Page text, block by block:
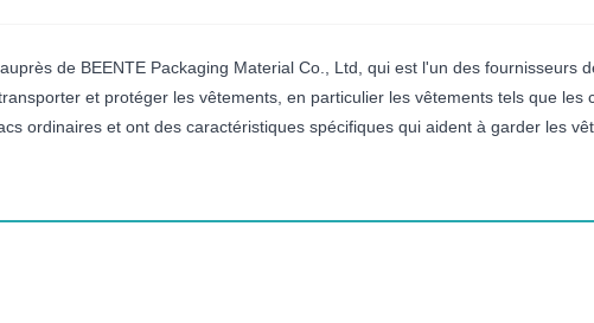
de BEENTE Packaging Material Co., Ltd, qui est l'un des fournisseurs
et protéger les vêtements, en particulier les vêtements tels que les
ordinaires et ont des caractéristiques spécifiques qui aident à garder les